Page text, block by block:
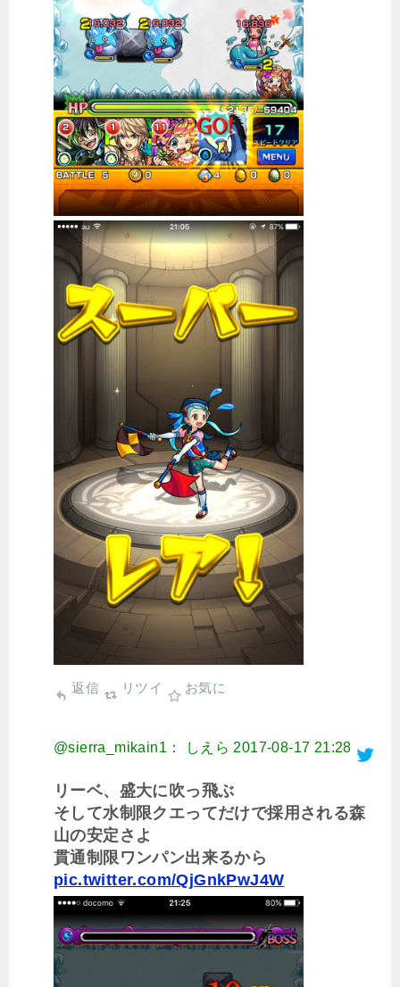
返信 リツイ お気に
@sierra_mikain1： しえら 2017-08-17 21:28
リーベ、盛大に吹っ飛ぶ
そして水制限クエってだけで採用される森
山の安定さよ
貫通制限ワンパン出来るから
pic.twitter.com/QjGnkPwJ4W